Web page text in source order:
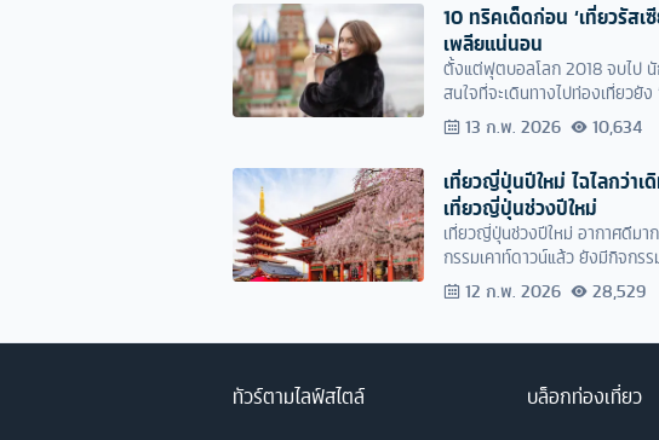
10 ทริคเด็ดก่อน ‘เที่ยวรัสเ
เพลียแน่นอน
ตั้งแต่ฟุตบอลโลก 2018 จบไป นั
สนใจที่จะเดินทางไปท่องเที่ยวยั
ท่านปูติน กันมากขึ้น ด้วยความที่เ
ท่องเที่ยวหลากหลาย แถมยังเที่ย
กลายเป็นประเทศเป้าหมายใหม่เลย
13 ก.พ. 2026 10,634
เที่ยวญี่ปุ่นปีใหม่ ไฉไลกว่า
เที่ยวญี่ปุ่นช่วงปีใหม่
เที่ยวญี่ปุ่นช่วงปีใหม่ อากาศดีมา
กรรมเคาท์ดาวน์แล้ว ยังมีกิจกร
เลย12 ก.พ. 2026 28,529
ทัวร์ตามไลฟ์สไตล์ บล็อกท่องเที่ยว